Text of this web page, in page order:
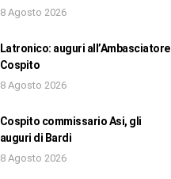
8 Agosto 2026
Latronico: auguri all’Ambasciatore
Cospito
8 Agosto 2026
Cospito commissario Asi, gli
auguri di Bardi
8 Agosto 2026